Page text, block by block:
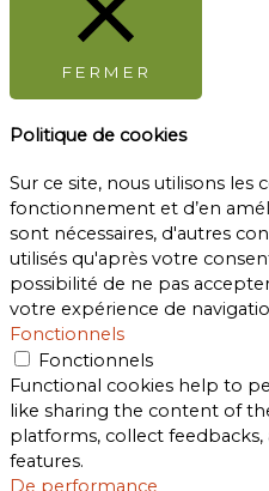
FERMER
Politique de cookies
Sur ce site, nous utilisons les
fonctionnement et d’en
sont nécessaires, d'autres
utilisés qu'après votre
possibilité de ne pas
votre expérience de
Fonctionnels
Fonctionnels
Functional cookies help to
like sharing the content of
platforms, collect
features.
De performance